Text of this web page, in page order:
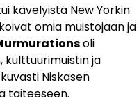
kävelyistä New Yorkin
omia muistojaan ja
oli
kulttuurimuistin ja
Niskasen
taiteeseen.